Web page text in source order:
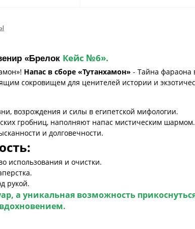
«Брелок Кейс №6».
Напас в сборе «Тутанхамон» - Тайна фараона
сокровищем для ценителей истории и
возрождения и силы в египетской мифологии.
гробниц, наполняют напас мистическим шармом.
и долговечности.
использования и очистки.
рукой.
а уникальная возможность